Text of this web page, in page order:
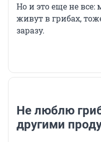
Но и это еще не
живут в грибах,
заразу.
Не люблю
другими